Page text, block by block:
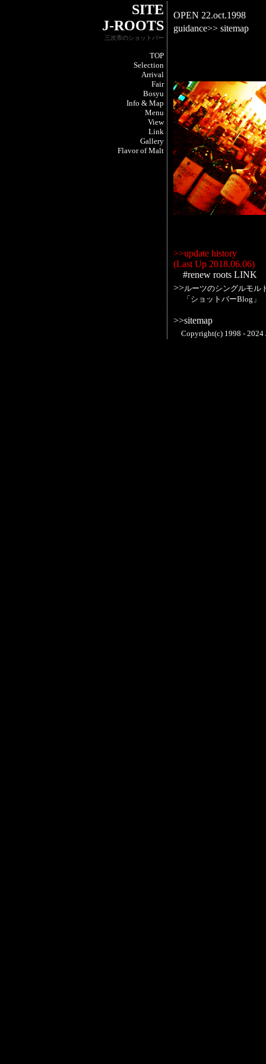
SITE
J-ROOTS
三次市のショットバー
OPEN 22.oct.1998
guidance>> sitemap
TOP
Selection
Arrival
Fair
Bosyu
Info & Map
Menu
View
Link
Gallery
Flavor of Malt
>>update history
(Last Up 2018.06.06)
#renew roots LINK
>>ルーツのシングルモル
「ショットバーBlog」
>>sitemap
Copyright(c) 1998 - 2024